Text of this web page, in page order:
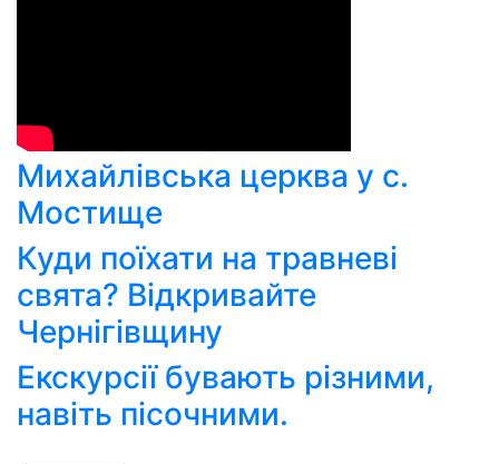
Михайлівська церква у с.
Мостище
Куди поїхати на травневі
свята? Відкривайте
Чернігівщину
Екскурсії бувають різними,
навіть пісочними.